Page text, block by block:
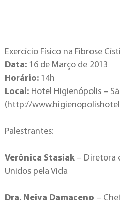
Exercício Físico na Fibrose
Data:16 de Março de 2013
Horário:14h
Local:Hotel Higienópolis –
(http://
Palestrantes:
Verônica Stasiak– Diretora
Unidos pela Vida
Dra. Neiva Damaceno –